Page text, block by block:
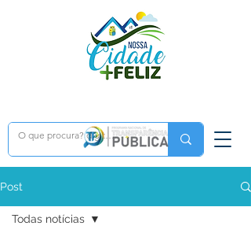
Post
Todas notícias